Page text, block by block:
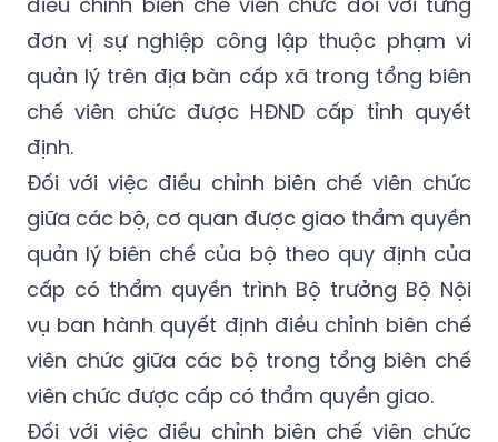
quản lý trên địa bàn cấp xã trong tổng biên
chế viên chức được HĐND cấp tỉnh quyết
định.
Đối với việc điều chỉnh biên chế viên chức
giữa các bộ, cơ quan được giao thẩm quyền
quản lý biên chế của bộ theo quy định của
cấp có thẩm quyền trình Bộ trưởng Bộ Nội
vụ ban hành quyết định điều chỉnh biên chế
viên chức giữa các bộ trong tổng biên chế
viên chức được cấp có thẩm quyền giao.
Đối với việc điều chỉnh biên chế viên chức
giữa các địa phương, cơ quan được giao